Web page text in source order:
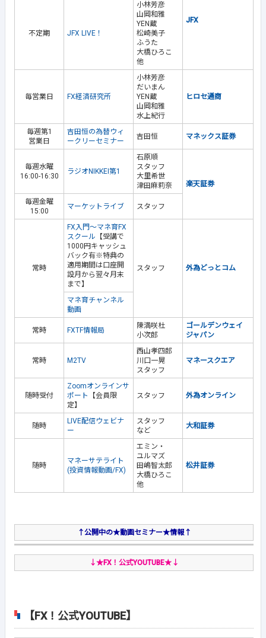
JFX
不定期
JFX LIVE！
小林芳彦
山岡和雅
YEN蔵
松崎美子
ふうた
大橋ひろこ
他
毎営業日 FX経済研究所
小林芳彦
だいまん
YEN蔵
山岡和雅
水上紀行
ヒロセ通商
毎週第1
営業日
吉田恒の為替ウィ
ークリーセミナー
吉田恒 マネックス証券
毎週水曜
16:00-16:30
ラジオNIKKEI第1
石原順
スタッフ
大里希世
津田麻莉奈
楽天証券
毎週金曜
15:00
マーケットライブ スタッフ
常時
FX入門～マネ育FX
スクール 【受講で
1000円キャッシュ
バック有※特典の
適用期間は口座開
設月から翌々月末
まで】
スタッフ 外為どっとコム
マネ育チャンネル
動画
常時 FXTF情報局
陳満咲杜
小次郎
ゴールデンウェイ
ジャパン
常時 M2TV
西山孝四郎
川口一晃
スタッフ
マネースクエア
随時受付
Zoomオンラインサ
ポート
【会員限
定】
スタッフ 外為オンライン
随時
LIVE配信ウェビナ
ー
スタッフ
など
大和証券
随時
マネーサテライト
(投資情報動画/FX)
エミン・
ユルマズ
田嶋智太郎
大橋ひろこ
他
松井証券
↑公開中の★動画セミナー★情報↑
↓★FX！公式YOUTUBE★↓
【FX！公式YOUTUBE】